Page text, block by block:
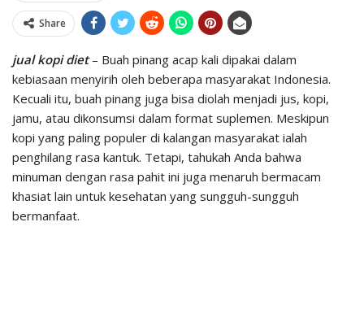
Share
jual kopi diet– Buah pinang acap kali dipakai dalam
kebiasaan menyirih oleh beberapa masyarakat Indonesia.
Kecuali itu, buah pinang juga bisa diolah menjadi jus, kopi,
jamu, atau dikonsumsi dalam format suplemen. Meskipun
kopi yang paling populer di kalangan masyarakat ialah
penghilang rasa kantuk. Tetapi, tahukah Anda bahwa
minuman dengan rasa pahit ini juga menaruh bermacam
khasiat lain untuk kesehatan yang sungguh-sungguh
bermanfaat.